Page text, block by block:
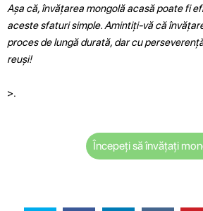
Așa că, învățarea mongolă acasă poate fi
aceste sfaturi simple. Amintiți-vă că
proces de lungă durată, dar cu
reuși!
>.
Începeți să învățați